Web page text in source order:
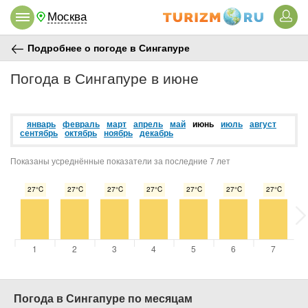
Москва
Подробнее о погоде в Сингапуре
Погода в Сингапуре в июне
январь февраль март апрель май июнь июль
август
сентябрь
октябрь ноябрь декабрь
Показаны усреднённые показатели за последние 7 лет
Погода в Сингапуре по месяцам